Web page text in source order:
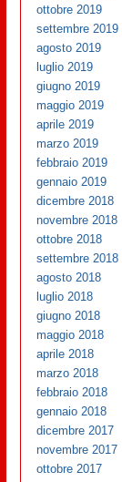
ottobre 2019
settembre 2019
agosto 2019
luglio 2019
giugno 2019
maggio 2019
aprile 2019
marzo 2019
febbraio 2019
gennaio 2019
dicembre 2018
novembre 2018
ottobre 2018
settembre 2018
agosto 2018
luglio 2018
giugno 2018
maggio 2018
aprile 2018
marzo 2018
febbraio 2018
gennaio 2018
dicembre 2017
novembre 2017
ottobre 2017